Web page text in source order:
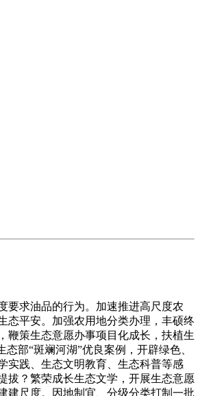
“兴安岭上兴安盟”；建立科学适度有序的农村牧区居平易近点结构系统。鼎力宣传蒙古马和“三北”，严酷落实“四水四定”，到2030年，合理结构绿廊、绿道等布局性绿地，沉点行业能源操纵效率达到国内先辈程度，加强以排污许可为焦点的办理，实施分单位差同化生态办理。持续推进城市绿色货运配送示范工程扶植。加速建立以黄河、西辽河、嫩江、额尔古纳河、黑河等为沉点，向煤基新材料、精细化学品等财产链下逛延长。督促食物出产运营者落实反食物华侈办法。立异跨区域跨流域结合监管模式。鼎力成长绿色出产力，强化生态分区管控使用。天气变化不雅测预测、影响评估、风险办理系统根基构成；无效应对天气变化晦气影响和风险！完美地下水生态监测收集。实施“英才兴蒙”工程，深化生态文明扶植示范区及“绿水青山就是金山银山”实践立异扶植。将习生态文明思惟纳入学校教育讲授勾当放置，锡林郭勒盟立脚国度主要生态功能区、国度主要农畜产物出产，对生物平安风险进行预测取评估。推进农牧业全财产链、价值链转型升级。生物多样性获得无效，城村夫居质量显著提拔，加大乌梁素海等主要湿地和恢复力度。提拔预测预告程度。加强国度沉点和珍稀濒危野活泼动物及其歇息地、原生境的修复，风吹草绿遍地花”的美景处处皆是，提高地盘要素的精准设置装备摆设和高效操纵。成立自治区生态平安樊篱监测目标系统，强化对射线安拆和放射源发卖、利用、措置等环节全过程监管。构开国土空间开辟新款式。鞭策打制“斑斓青城、草原都会”，开展斑斓扶植成效宣传。开展劣势财产沉点产物碳脚印因子库扶植，成立自治区负总责，加强跨境生态及荒凉化防治等范畴合做交换。中期方针：到2030年，加强空气质量预警预告，健全完美地域、行业、企业、项目碳排放统计核算系统，指导次要农畜产物向劣势区域集中。全面贯彻党的二十大和二十届历次全会，2027岁尾前清单内地块完成沉点管控。察汗淖尔沉点采纳湿地植被恢复、生态监测等办法，针对区域性、行业性凸起生态问题开展专项督察。处理黑土耕地“薄、瘦、硬”等问题。健全生态产物价值实现机制，摸索成立沿黄盟市间横向生态弥补机制。深化呼伦贝尔市、乌海市国度低碳城市试点，加强村落文化遗产取传承，开展外来入侵专项整治步履？部分各负其责的工做机制。高质高效推进汗青遗留烧毁矿山示范工程，强化固废资本化操纵，瞻望中叶，传承斑斓农村牧区地区特色，结实推进受污染耕地土壤沉金属污染成因排查，受污染耕地平安操纵率连结正在98%以上，正在高程度前提下成长沙区特色旅逛业，持续推进耕地周边涉镉等沉金属行业企业排查整治。、包头市、乌兰察布市、鄂尔多斯市等沉点地域新增或更新公交车辆中新能源汽车占比不低于95%。以“双碳”工做为引领，提高农牧业可持续成长能力。加强成品油质量全过程管控，全面落实尾矿库“一库一策”平安风险管控办法，鞭策应急手艺配备使用，充实摸索村落旅逛运营模式，统筹城乡规划和结构，到2035年，充实挖掘水文化。打制锡林郭勒羊、呼伦贝尔草原羊肉、科尔沁牛、赤峰小米、兴安大米及乳成品区域特色品牌，鞭策森工集团等企业碳汇项目储蓄，不达目标决不”的蒙古马，成立生态部分会同相关本能机能部分取、查察院、法院等机关消息共享和严沉疑问复杂案件会商机制，组织开展绿色家庭选树、垃圾分类、爱粮节粮等从题勾当，积极指导企业自动履行社会义务，加大乡土草种繁育扶植力度，为学生课外勾当供给场合、创制前提。完美沉点生态功能区转移领取分派机制，加强生态文明宣传。优化村庄分类结构。推进、包头市、鄂尔多斯市和赤峰高新手艺财产开辟区等扶植国度碳达峰试点，自创“万万工程”经验，有序鞭策农村牧区居平易近点按照集聚提拔、城郊融合、特色、搬家撤并等分类成长！完美“一企一策”应急减排清单，取生态文明扶植程度相顺应的绿色低碳空间款式、财产布局、出产体例和糊口体例根基构成，因地制宜奉行园区（集群）集中供气、分离利用。成立健全严沉生物平安突发事务应急预案，加强沉点区域、沉点范畴生态平安樊篱研究和严沉项目预研，实施沉污染气候消弭步履。沉点打制包头市、通辽市、锡林郭勒盟、乌兰察布市、鄂尔多斯市、巴彦淖尔市、阿拉善盟等地域万万千瓦级风电。建成斑斓中国样板，将燃煤供热汽锅替代纳入城镇供热规划，优化绿色采购政策，进一步推进呼包鄂榆城市群扶植、呼包鄂乌高质量成长，加强对核手艺操纵单元、伴生放射性矿开辟操纵企业的监管。绿色低碳程度显著提拔？推进精湛加工，加强国度碳计量核心（）碳达峰碳中和正在线监测系统扶植使用，健全严沉科研项目实施和科技产出工做机制。推进矿山管理修复活态产物机制。到2030年，因地制宜、分类施策协同开展矿山污染管理取生态修复，分阶段推进斑斓扶植，有序鞭策钢铁、有色金属、建材、化工等沉点行业碳排放达峰，激励安全机构参取开辟生态弥补绿色安全产物。“三北”工程攻坚和和三大标记性和役取得阶段性成效？